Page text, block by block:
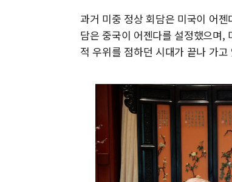
과거 미중 정상 회담은 미국이 어
담은 중국이 어젠다를 설정했으며,
적 우위를 점하던 시대가 끝나 가